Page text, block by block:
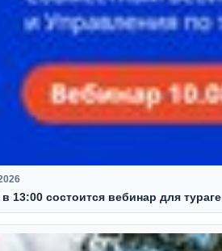
в 13:00 состоится вебинар для